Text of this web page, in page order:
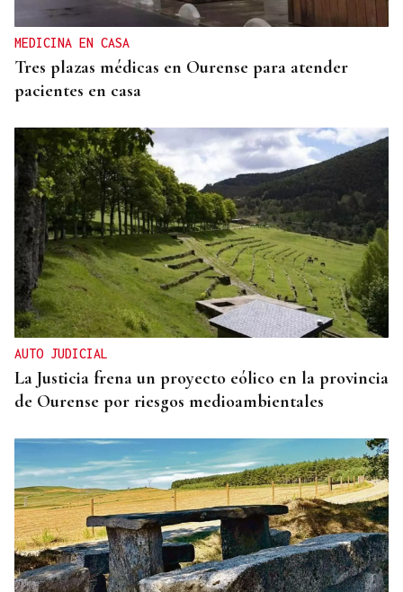
MEDICINA EN CASA
Tres plazas médicas en Ourense para atender
pacientes en casa
AUTO JUDICIAL
La Justicia frena un proyecto eólico en la provincia
de Ourense por riesgos medioambientales